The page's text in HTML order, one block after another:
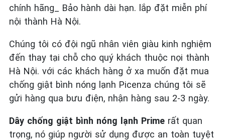
chính hãng_ Bảo hành dài hạn. lắp đặt miễn phí
nội thành Hà Nội.
Chúng tôi có đội ngũ nhân viên giàu kinh nghiệm
đến thay tại chỗ cho quý khách thuộc nọi thành
Hà Nội. với các khách hàng ở xa muốn đặt mua
chống giật bình nóng lạnh Picenza chúng tôi sẽ
gửi hàng qua bưu điện, nhận hàng sau 2-3 ngày.
Dây chống giật bình nóng lạnh Prime rất quan
trọng, nó giúp người sử dụng được an toàn tuyệt